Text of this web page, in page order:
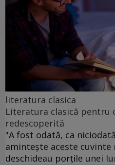
literatura clasica
Literatura clasică pentru
redescoperită
"A fost odată, ca
amintește aceste cuvinte
deschideau porțile unei